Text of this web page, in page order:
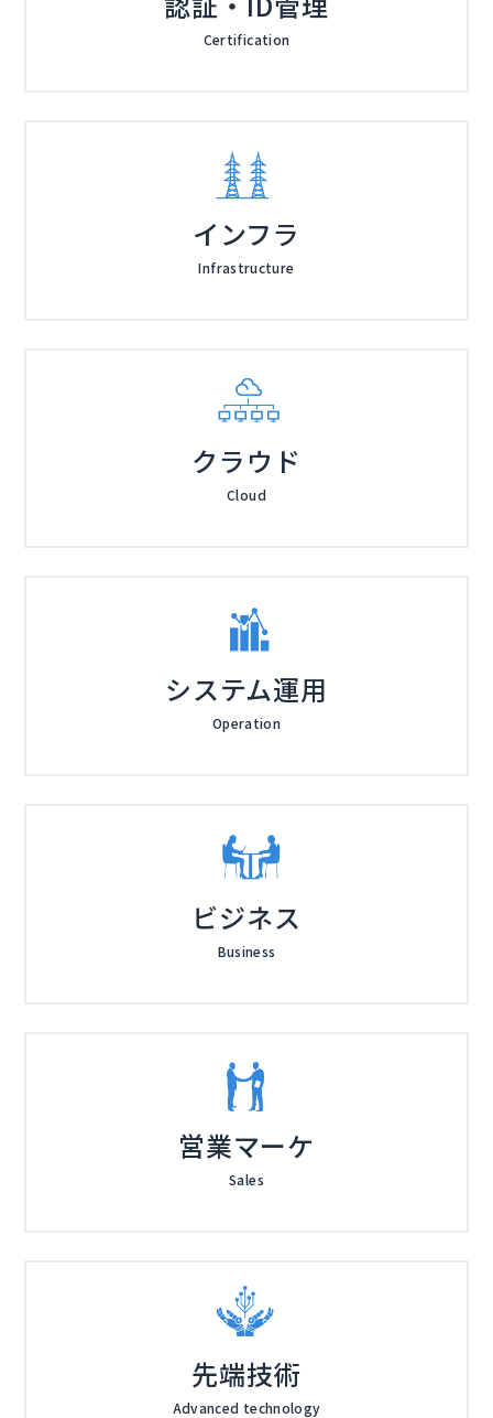
Certification
インフラ
Infrastructure
クラウド
Cloud
システム運用
Operation
ビジネス
Business
営業マーケ
Sales
先端技術
Advanced technology